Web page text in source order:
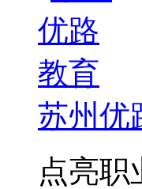
苏州优
点亮职